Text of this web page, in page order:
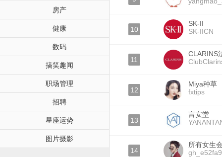
房产
健康
数码
搞笑趣闻
职场管理
招聘
星座运势
图片摄影
10
SK-II
SK-IICN
11
CLARINS
12
Miya种草
fxtips
13
言安堂
14
所有女生